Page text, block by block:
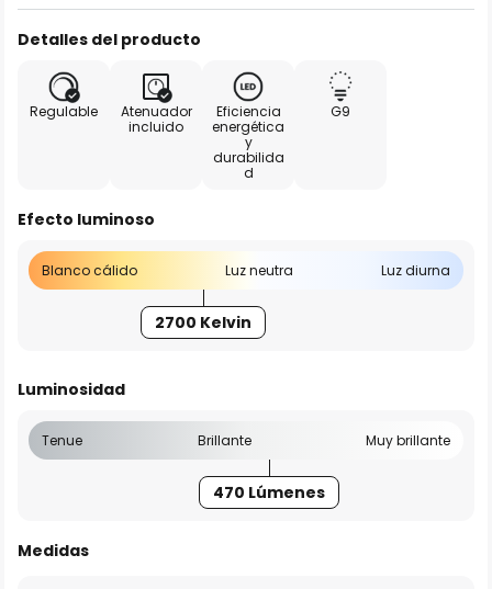
Detalles del producto
Regulable
Atenuador
incluido
Eficiencia
energética
y
durabilida
d
G9
Efecto luminoso
Blanco cálido Luz neutra Luz diurna
2700 Kelvin
Luminosidad
Tenue Brillante Muy brillante
470 Lúmenes
Medidas